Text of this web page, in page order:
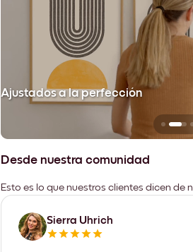
Ajustados a la perfección
Desde nuestra comunidad
Esto es lo que nuestros clientes dicen de
Sierra Uhrich